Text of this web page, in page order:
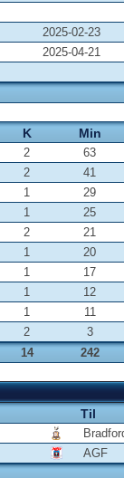
2025-02-23
2025-04-21
K Min
2
63
2
41
1
29
1
25
2
21
1
20
1
17
1
12
1
11
2
3
14
242
Til
AGF